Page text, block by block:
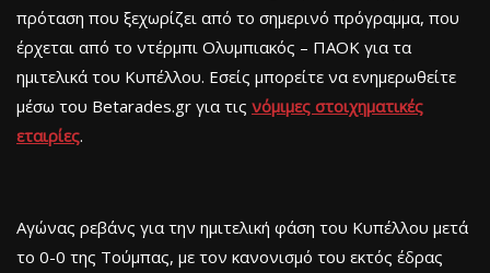
πρόταση που ξεχωρίζει από το σημερινό πρόγραμμα, που
έρχεται από το ντέρμπι Ολυμπιακός – ΠΑΟΚ για τα
ημιτελικά του Κυπέλλου. Εσείς μπορείτε να ενημερωθείτε
μέσω του Betarades.gr για τις νόμιμες στοιχηματικές
εταιρίες.
Αγώνας ρεβάνς για την ημιτελική φάση του Κυπέλλου μετά
το 0-0 της Τούμπας, με τον κανονισμό του εκτός έδρας